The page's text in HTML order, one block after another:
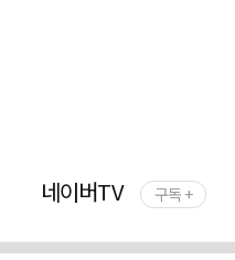
네이버TV 구독 +